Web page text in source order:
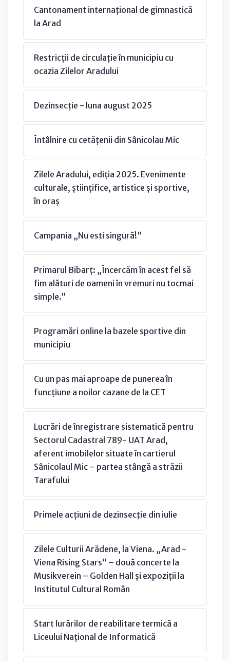
Cantonament internațional de gimnastică
la Arad
Restricții de circulație în municipiu cu
ocazia Zilelor Aradului
Dezinsecție - luna august 2025
Întâlnire cu cetățenii din Sânicolau Mic
Zilele Aradului, ediția 2025. Evenimente
culturale, științifice, artistice și sportive,
în oraș
Campania „Nu esti singură!”
Primarul Bibarț: „Încercăm în acest fel să
fim alături de oameni în vremuri nu tocmai
simple.”
Programări online la bazele sportive din
municipiu
Cu un pas mai aproape de punerea în
funcțiune a noilor cazane de la CET
Lucrări de înregistrare sistematică pentru
Sectorul Cadastral 789- UAT Arad,
aferent imobilelor situate în cartierul
Sânicolaul Mic – partea stângă a străzii
Tarafului
Primele acțiuni de dezinsecţie din iulie
Zilele Culturii Arădene, la Viena. „Arad -
Viena Rising Stars“ – două concerte la
Musikverein – Golden Hall și expoziții la
Institutul Cultural Român
Start lurărilor de reabilitare termică a
Liceului Național de Informatică